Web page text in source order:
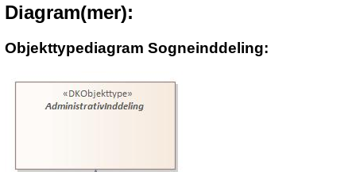
Diagram(mer):
Objekttypediagram Sogneinddeling: